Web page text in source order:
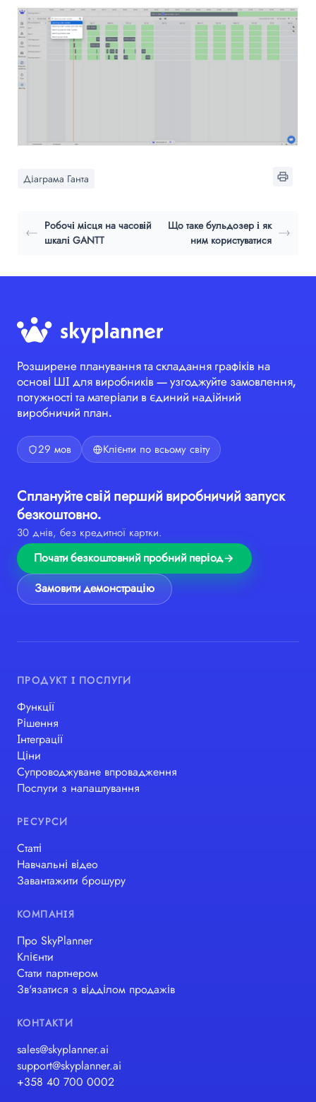
Діаграма Ганта
Робочі місця на часовій
шкалі GANTT
Що таке бульдозер і як
ним користуватися
Розширене планування та складання графіків на
основі ШІ для виробників — узгоджуйте замовлення,
потужності та матеріали в єдиний надійний
виробничий план.
29 мов Клієнти по всьому світу
Сплануйте свій перший виробничий запуск
безкоштовно.
30 днів, без кредитної картки.
Почати безкоштовний пробний період
Замовити демонстрацію
ПРОДУКТ І ПОСЛУГИ
Функції
Рішення
Інтеграції
Ціни
Супроводжуване впровадження
Послуги з налаштування
РЕСУРСИ
Статті
Навчальні відео
Завантажити брошуру
КОМПАНІЯ
Про SkyPlanner
Клієнти
Стати партнером
Зв'язатися з відділом продажів
КОНТАКТИ
sales@skyplanner.ai
support@skyplanner.ai
+358 40 700 0002